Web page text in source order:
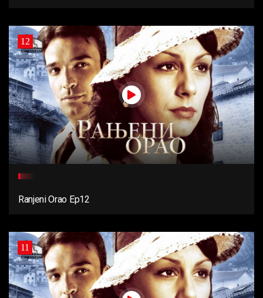
12
Ranjeni Orao Ep12
11